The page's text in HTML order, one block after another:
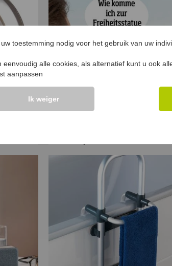
toestemming nodig voor het gebruik van uw
alle cookies, als alternatief kunt u ook
aanpassen
Ik weiger